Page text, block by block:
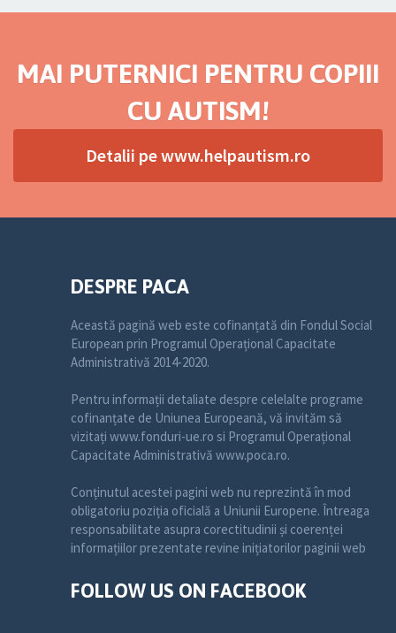
MAI PUTERNICI PENTRU COPIII
CU AUTISM!
Detalii pe www.helpautism.ro
DESPRE PACA
Această pagină web este cofinanțată din Fondul Social
European prin Programul Operațional Capacitate
Administrativă 2014-2020.
Pentru informații detaliate despre celelalte programe
cofinanțate de Uniunea Europeană, vă invităm să
vizitați www.fonduri-ue.ro si Programul Operațional
Capacitate Administrativă www.poca.ro.
Conținutul acestei pagini web nu reprezintă în mod
obligatoriu poziția oficială a Uniunii Europene. Întreaga
responsabilitate asupra corectitudinii și coerenței
informațiilor prezentate revine inițiatorilor paginii web
FOLLOW US ON FACEBOOK